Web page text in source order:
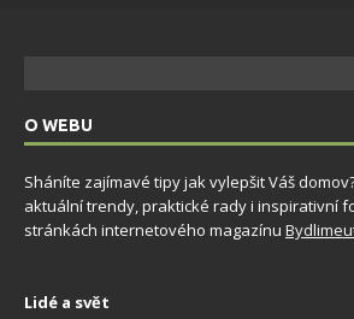
O WEBU
Sháníte zajímavé tipy jak vylepšit Váš
aktuální trendy, praktické rady i inspirativní
stránkách internetového magazínu
Lidé a svět